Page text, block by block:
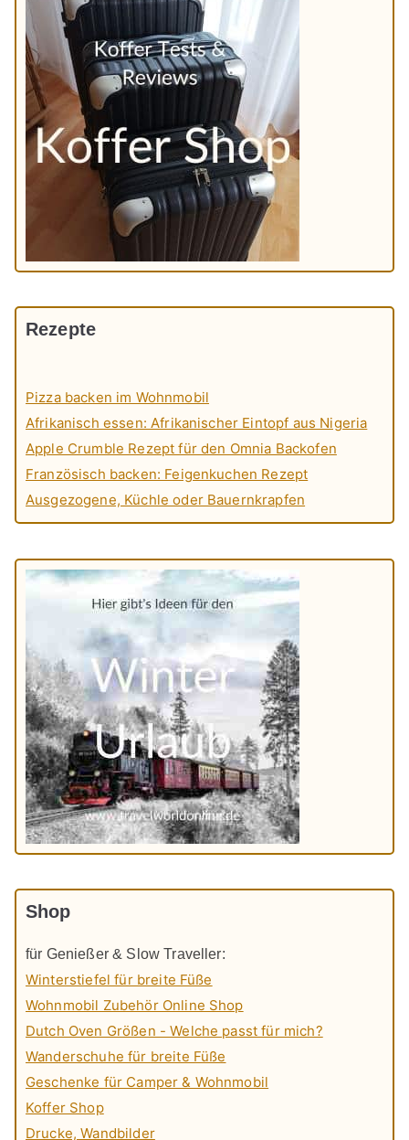
Rezepte
Pizza backen im Wohnmobil
Afrikanisch essen: Afrikanischer Eintopf aus Nigeria
Apple Crumble Rezept für den Omnia Backofen
Französisch backen: Feigenkuchen Rezept
Ausgezogene, Küchle oder Bauernkrapfen
Shop
für Genießer & Slow Traveller:
Winterstiefel für breite Füße
Wohnmobil Zubehör Online Shop
Dutch Oven Größen - Welche passt für mich?
Wanderschuhe für breite Füße
Geschenke für Camper & Wohnmobil
Koffer Shop
Drucke, Wandbilder